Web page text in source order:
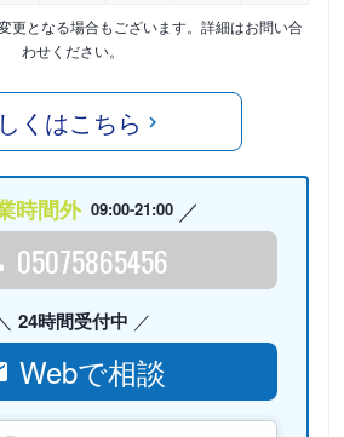
更となる場合もございます。詳細はお問い合
わせください。
くはこちら
時間外 09:00-21:00
05075865456
24時間受付中
Webで相談